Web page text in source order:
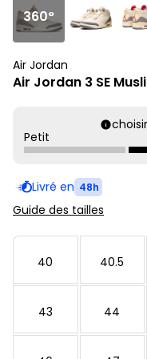
360°
Air Jordan
Air Jordan 3 SE
Petit
Livré en 48h
Guide des tailles
40 40.5
43 44